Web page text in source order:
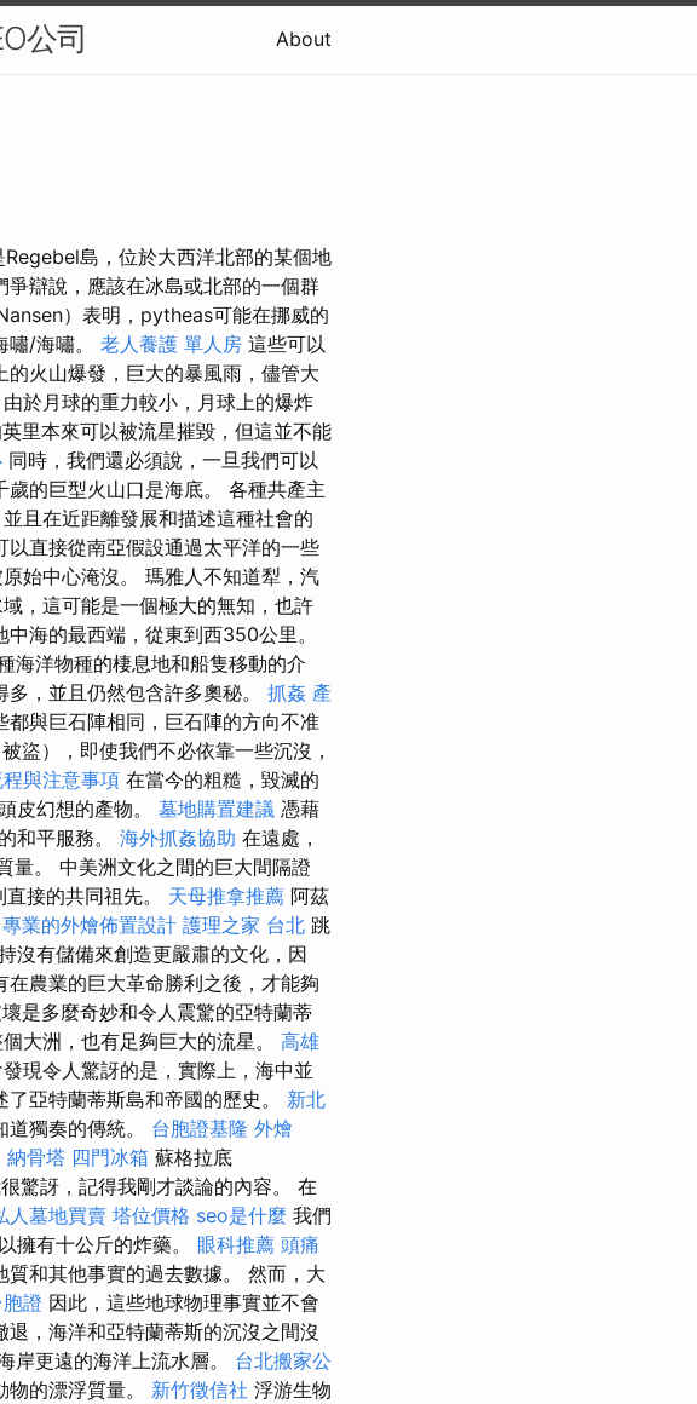
公司 About
Regebel島，位於大西洋北部的某個地
爭辯說，應該在冰島或北部的一個群
）表明，pytheas可能在挪威的
嘯/海嘯。 老人養護 單人房 這些可以
的火山爆發，巨大的暴風雨，儘管大
於月球的重力較小，月球上的爆炸
里本來可以被流星摧毀，但這並不能
同時，我們還必須說，一旦我們可以
的巨型火山口是海底。 各種共產主
且在近距離發展和描述這種社會的
直接從南亞假設通過太平洋的一些
始中心淹沒。 瑪雅人不知道犁，汽
，這可能是一個極大的無知，也許
海的最西端，從東到西350公里。
海洋物種的棲息地和船隻移動的介
，並且仍然包含許多奧秘。 抓姦 產
與巨石陣相同，巨石陣的方向不准
盜），即使我們不必依靠一些沉沒，
與注意事項 在當今的粗糙，毀滅的
皮幻想的產物。 墓地購置建議 憑藉
和平服務。 海外抓姦協助 在遠處，
量。 中美洲文化之間的巨大間隔證
接的共同祖先。 天母推拿推薦 阿茲
專業的外燴佈置設計 護理之家 台北 跳
沒有儲備來創造更嚴肅的文化，因
在農業的巨大革命勝利之後，才能夠
是多麼奇妙和令人震驚的亞特蘭蒂
大洲，也有足夠巨大的流星。 高雄
現令人驚訝的是，實際上，海中並
亞特蘭蒂斯島和帝國的歷史。 新北
獨奏的傳統。 台胞證基隆 外燴
納骨塔 四門冰箱 蘇格拉底
驚訝，記得我剛才談論的內容。 在
人墓地買賣 塔位價格 seo是什麼 我們
擁有十公斤的炸藥。 眼科推薦 頭痛
和其他事實的過去數據。 然而，大
證 因此，這些地球物理事實並不會
退，海洋和亞特蘭蒂斯的沉沒之間沒
岸更遠的海洋上流水層。 台北搬家公
的漂浮質量。 新竹徵信社 浮游生物